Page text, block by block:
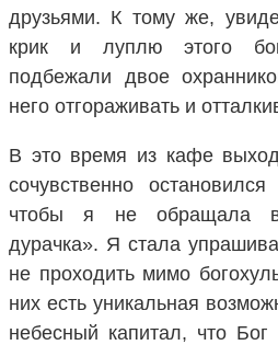
друзьями. К тому же,
крик и луплю этого
подбежали двое
него отгораживать и
В это время из кафе
сочувственно
чтобы я не обращала
дурачка». Я стала
не проходить мимо
них есть уникальная
небесный капитал, что Бог